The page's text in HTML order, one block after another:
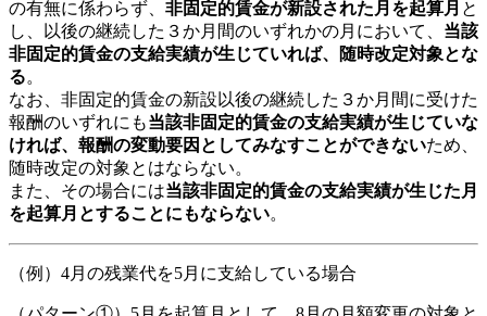
の有無に係わらず、 非固定的賃金が新設された月を起算月 と
し、以後の継続した３か月間のいずれかの月において、 当該
非固定的賃金の支給実績が生じていれば、随時改定対象とな
る。
なお、非固定的賃金の新設以後の継続した３か月間に受けた
報酬のいずれにも当該非固定的賃金の支給実績が生じていな
ければ、報酬の変動要因としてみなすことができないため、
随時改定の対象とはならない。
また、その場合には当該非固定的賃金の支給実績が生じた月
を起算月とすることにもならない。
（例）4月の残業代を5月に支給している場合